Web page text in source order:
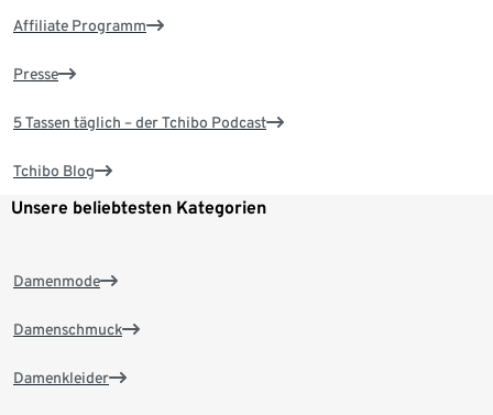
Affiliate Programm
Presse
5 Tassen täglich – der Tchibo Podcast
Tchibo Blog
Unsere beliebtesten Kategorien
Damenmode
Damenschmuck
Damenkleider